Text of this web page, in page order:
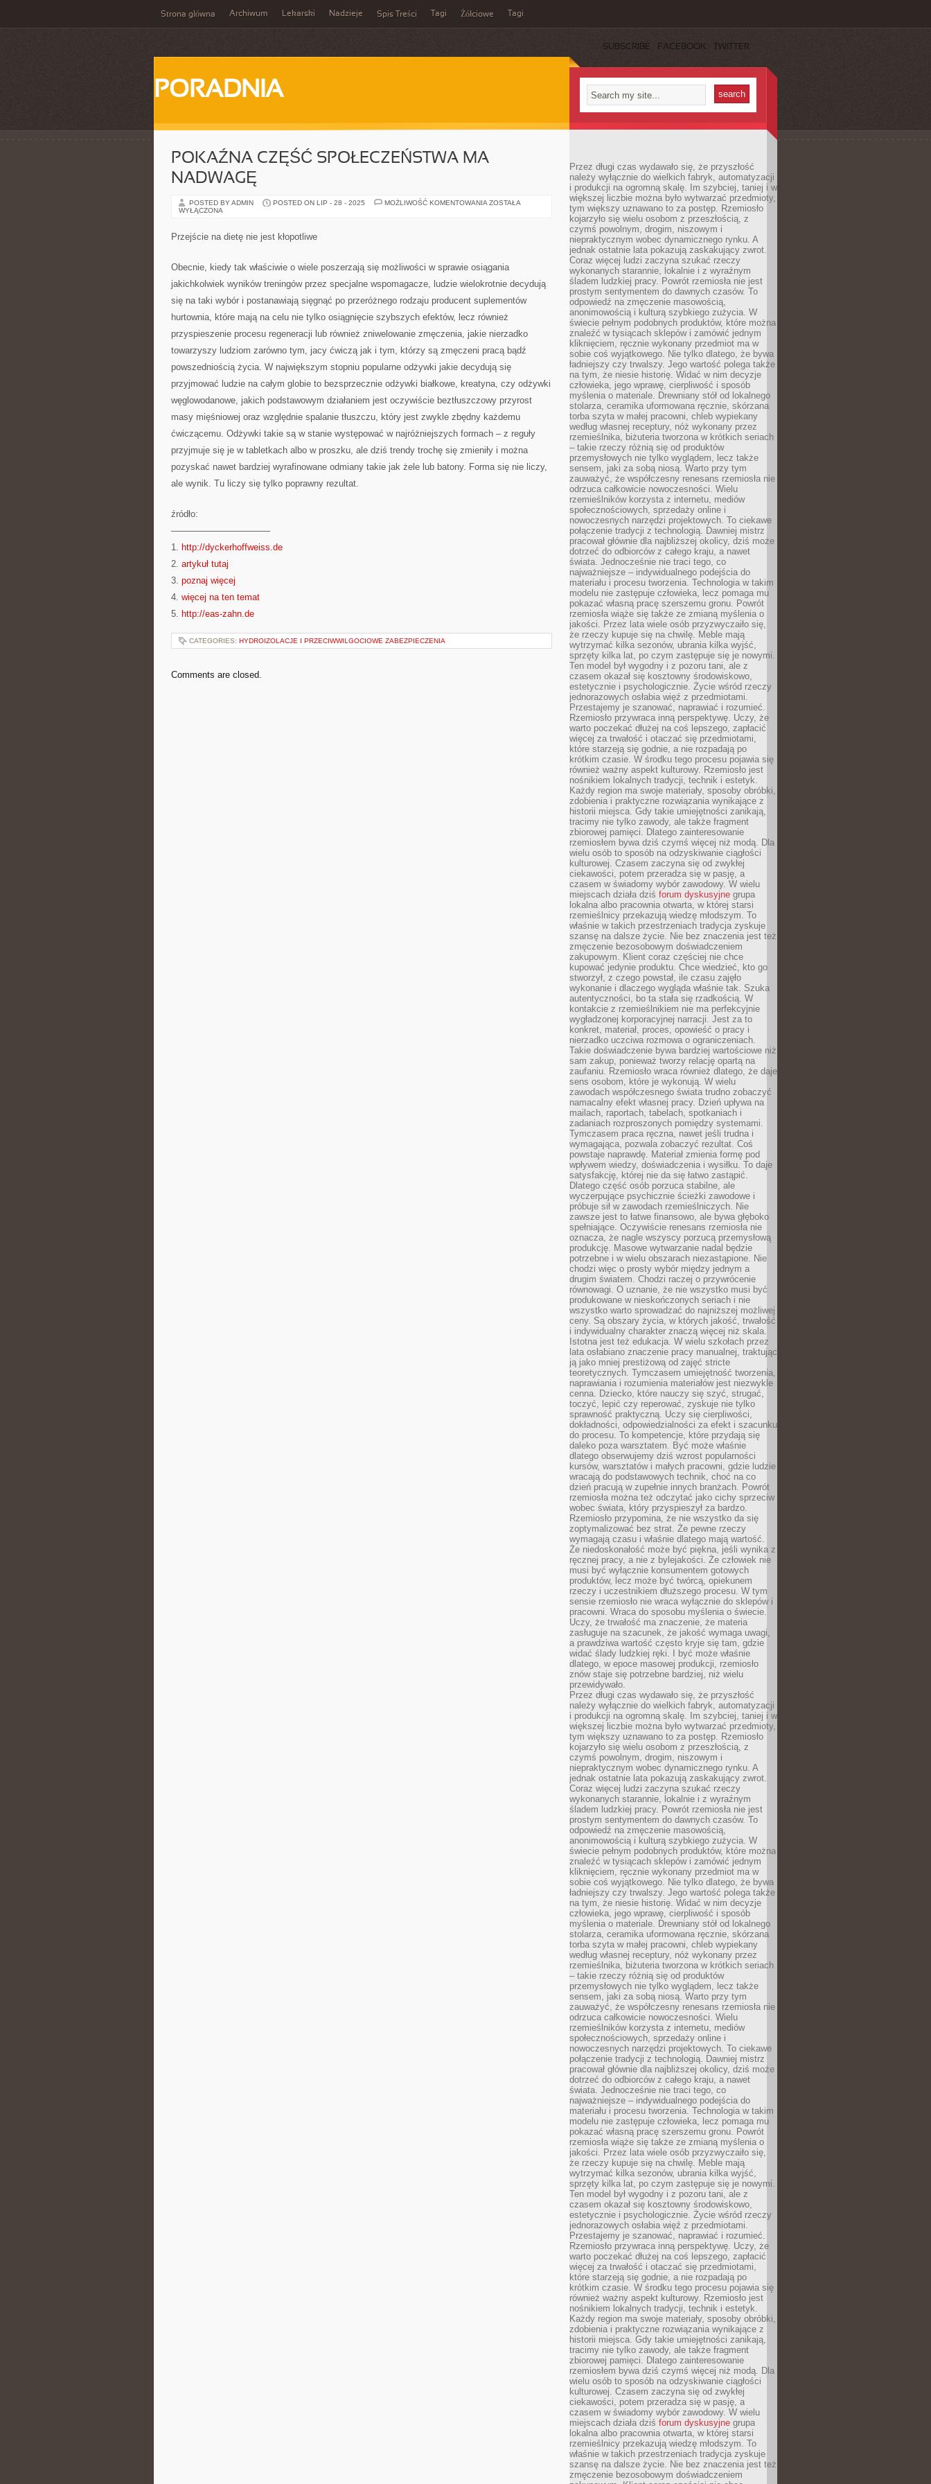
Strona główna Archiwum Lekarski Nadzieje Spis Treści Tagi Żółciowe Tagi
SUBSCRIBE FACEBOOK TWITTER
PORADNIA
POKAŹNA CZĘŚĆ SPOŁECZEŃSTWA MA
NADWAGĘ
POSTED BY ADMIN POSTED ON LIP - 28 - 2025 MOŻLIWOŚĆ KOMENTOWANIA POKAŹNA
ZOSTAŁA
WYŁĄCZONA
Przejście na dietę nie jest kłopotliwe
Obecnie, kiedy tak właściwie o wiele poszerzają się możliwości w sprawie osiągania
jakichkolwiek wyników treningów przez specjalne wspomagacze, ludzie wielokrotnie decydują
się na taki wybór i postanawiają sięgnąć po przeróżnego rodzaju producent suplementów
hurtownia, które mają na celu nie tylko osiągnięcie szybszych efektów, lecz również
przyspieszenie procesu regeneracji lub również zniwelowanie zmęczenia, jakie nierzadko
towarzyszy ludziom zarówno tym, jacy ćwiczą jak i tym, którzy są zmęczeni pracą bądź
powszedniością życia. W największym stopniu popularne odżywki jakie decydują się
przyjmować ludzie na całym globie to bezsprzecznie odżywki białkowe, kreatyna, czy odżywki
węglowodanowe, jakich podstawowym działaniem jest oczywiście beztłuszczowy przyrost
masy mięśniowej oraz względnie spalanie tłuszczu, który jest zwykle zbędny każdemu
ćwiczącemu. Odżywki takie są w stanie występować w najróżniejszych formach – z reguły
przyjmuje się je w tabletkach albo w proszku, ale dziś trendy trochę się zmieniły i można
pozyskać nawet bardziej wyrafinowane odmiany takie jak żele lub batony. Forma się nie liczy,
ale wynik. Tu liczy się tylko poprawny rezultat.
źródło:
———————————
1. http://dyckerhoffweiss.de
2. artykuł tutaj
3. poznaj więcej
4. więcej na ten temat
5. http://eas-zahn.de
CATEGORIES: HYDROIZOLACJE I PRZECIWWILGOCIOWE ZABEZPIECZENIA
Comments are closed.
Przez długi czas wydawało się, że przyszłość
należy wyłącznie do wielkich fabryk, automatyzacji
i produkcji na ogromną skalę. Im szybciej, taniej i w
większej liczbie można było wytwarzać przedmioty,
tym większy uznawano to za postęp. Rzemiosło
kojarzyło się wielu osobom z przeszłością, z
czymś powolnym, drogim, niszowym i
niepraktycznym wobec dynamicznego rynku. A
jednak ostatnie lata pokazują zaskakujący zwrot.
Coraz więcej ludzi zaczyna szukać rzeczy
wykonanych starannie, lokalnie i z wyraźnym
śladem ludzkiej pracy. Powrót rzemiosła nie jest
prostym sentymentem do dawnych czasów. To
odpowiedź na zmęczenie masowością,
anonimowością i kulturą szybkiego zużycia. W
świecie pełnym podobnych produktów, które można
znaleźć w tysiącach sklepów i zamówić jednym
kliknięciem, ręcznie wykonany przedmiot ma w
sobie coś wyjątkowego. Nie tylko dlatego, że bywa
ładniejszy czy trwalszy. Jego wartość polega także
na tym, że niesie historię. Widać w nim decyzje
człowieka, jego wprawę, cierpliwość i sposób
myślenia o materiale. Drewniany stół od lokalnego
stolarza, ceramika uformowana ręcznie, skórzana
torba szyta w małej pracowni, chleb wypiekany
według własnej receptury, nóż wykonany przez
rzemieślnika, biżuteria tworzona w krótkich seriach
– takie rzeczy różnią się od produktów
przemysłowych nie tylko wyglądem, lecz także
sensem, jaki za sobą niosą. Warto przy tym
zauważyć, że współczesny renesans rzemiosła nie
odrzuca całkowicie nowoczesności. Wielu
rzemieślników korzysta z internetu, mediów
społecznościowych, sprzedaży online i
nowoczesnych narzędzi projektowych. To ciekawe
połączenie tradycji z technologią. Dawniej mistrz
pracował głównie dla najbliższej okolicy, dziś może
dotrzeć do odbiorców z całego kraju, a nawet
świata. Jednocześnie nie traci tego, co
najważniejsze – indywidualnego podejścia do
materiału i procesu tworzenia. Technologia w takim
modelu nie zastępuje człowieka, lecz pomaga mu
pokazać własną pracę szerszemu gronu. Powrót
rzemiosła wiąże się także ze zmianą myślenia o
jakości. Przez lata wiele osób przyzwyczaiło się,
że rzeczy kupuje się na chwilę. Meble mają
wytrzymać kilka sezonów, ubrania kilka wyjść,
sprzęty kilka lat, po czym zastępuje się je nowymi.
Ten model był wygodny i z pozoru tani, ale z
czasem okazał się kosztowny środowiskowo,
estetycznie i psychologicznie. Życie wśród rzeczy
jednorazowych osłabia więź z przedmiotami.
Przestajemy je szanować, naprawiać i rozumieć.
Rzemiosło przywraca inną perspektywę. Uczy, że
warto poczekać dłużej na coś lepszego, zapłacić
więcej za trwałość i otaczać się przedmiotami,
które starzeją się godnie, a nie rozpadają po
krótkim czasie. W środku tego procesu pojawia się
również ważny aspekt kulturowy. Rzemiosło jest
nośnikiem lokalnych tradycji, technik i estetyk.
Każdy region ma swoje materiały, sposoby obróbki,
zdobienia i praktyczne rozwiązania wynikające z
historii miejsca. Gdy takie umiejętności zanikają,
tracimy nie tylko zawody, ale także fragment
zbiorowej pamięci. Dlatego zainteresowanie
rzemiosłem bywa dziś czymś więcej niż modą. Dla
wielu osób to sposób na odzyskiwanie ciągłości
kulturowej. Czasem zaczyna się od zwykłej
ciekawości, potem przeradza się w pasję, a
czasem w świadomy wybór zawodowy. W wielu
miejscach działa dziś forum dyskusyjne grupa
lokalna albo pracownia otwarta, w której starsi
rzemieślnicy przekazują wiedzę młodszym. To
właśnie w takich przestrzeniach tradycja zyskuje
szansę na dalsze życie. Nie bez znaczenia jest też
zmęczenie bezosobowym doświadczeniem
zakupowym. Klient coraz częściej nie chce
kupować jedynie produktu. Chce wiedzieć, kto go
stworzył, z czego powstał, ile czasu zajęło
wykonanie i dlaczego wygląda właśnie tak. Szuka
autentyczności, bo ta stała się rzadkością. W
kontakcie z rzemieślnikiem nie ma perfekcyjnie
wygładzonej korporacyjnej narracji. Jest za to
konkret, materiał, proces, opowieść o pracy i
nierzadko uczciwa rozmowa o ograniczeniach.
Takie doświadczenie bywa bardziej wartościowe niż
sam zakup, ponieważ tworzy relację opartą na
zaufaniu. Rzemiosło wraca również dlatego, że daje
sens osobom, które je wykonują. W wielu
zawodach współczesnego świata trudno zobaczyć
namacalny efekt własnej pracy. Dzień upływa na
mailach, raportach, tabelach, spotkaniach i
zadaniach rozproszonych pomiędzy systemami.
Tymczasem praca ręczna, nawet jeśli trudna i
wymagająca, pozwala zobaczyć rezultat. Coś
powstaje naprawdę. Materiał zmienia formę pod
wpływem wiedzy, doświadczenia i wysiłku. To daje
satysfakcję, której nie da się łatwo zastąpić.
Dlatego część osób porzuca stabilne, ale
wyczerpujące psychicznie ścieżki zawodowe i
próbuje sił w zawodach rzemieślniczych. Nie
zawsze jest to łatwe finansowo, ale bywa głęboko
spełniające. Oczywiście renesans rzemiosła nie
oznacza, że nagle wszyscy porzucą przemysłową
produkcję. Masowe wytwarzanie nadal będzie
potrzebne i w wielu obszarach niezastąpione. Nie
chodzi więc o prosty wybór między jednym a
drugim światem. Chodzi raczej o przywrócenie
równowagi. O uznanie, że nie wszystko musi być
produkowane w nieskończonych seriach i nie
wszystko warto sprowadzać do najniższej możliwej
ceny. Są obszary życia, w których jakość, trwałość
i indywidualny charakter znaczą więcej niż skala.
Istotna jest też edukacja. W wielu szkołach przez
lata osłabiano znaczenie pracy manualnej, traktując
ją jako mniej prestiżową od zajęć stricte
teoretycznych. Tymczasem umiejętność tworzenia,
naprawiania i rozumienia materiałów jest niezwykle
cenna. Dziecko, które nauczy się szyć, strugać,
toczyć, lepić czy reperować, zyskuje nie tylko
sprawność praktyczną. Uczy się cierpliwości,
dokładności, odpowiedzialności za efekt i szacunku
do procesu. To kompetencje, które przydają się
daleko poza warsztatem. Być może właśnie
dlatego obserwujemy dziś wzrost popularności
kursów, warsztatów i małych pracowni, gdzie ludzie
wracają do podstawowych technik, choć na co
dzień pracują w zupełnie innych branżach. Powrót
rzemiosła można też odczytać jako cichy sprzeciw
wobec świata, który przyspieszył za bardzo.
Rzemiosło przypomina, że nie wszystko da się
zoptymalizować bez strat. Że pewne rzeczy
wymagają czasu i właśnie dlatego mają wartość.
Że niedoskonałość może być piękna, jeśli wynika z
ręcznej pracy, a nie z bylejakości. Że człowiek nie
musi być wyłącznie konsumentem gotowych
produktów, lecz może być twórcą, opiekunem
rzeczy i uczestnikiem dłuższego procesu. W tym
sensie rzemiosło nie wraca wyłącznie do sklepów i
pracowni. Wraca do sposobu myślenia o świecie.
Uczy, że trwałość ma znaczenie, że materia
zasługuje na szacunek, że jakość wymaga uwagi,
a prawdziwa wartość często kryje się tam, gdzie
widać ślady ludzkiej ręki. I być może właśnie
dlatego, w epoce masowej produkcji, rzemiosło
znów staje się potrzebne bardziej, niż wielu
przewidywało.
Przez długi czas wydawało się, że przyszłość
należy wyłącznie do wielkich fabryk, automatyzacji
i produkcji na ogromną skalę. Im szybciej, taniej i w
większej liczbie można było wytwarzać przedmioty,
tym większy uznawano to za postęp. Rzemiosło
kojarzyło się wielu osobom z przeszłością, z
czymś powolnym, drogim, niszowym i
niepraktycznym wobec dynamicznego rynku. A
jednak ostatnie lata pokazują zaskakujący zwrot.
Coraz więcej ludzi zaczyna szukać rzeczy
wykonanych starannie, lokalnie i z wyraźnym
śladem ludzkiej pracy. Powrót rzemiosła nie jest
prostym sentymentem do dawnych czasów. To
odpowiedź na zmęczenie masowością,
anonimowością i kulturą szybkiego zużycia. W
świecie pełnym podobnych produktów, które można
znaleźć w tysiącach sklepów i zamówić jednym
kliknięciem, ręcznie wykonany przedmiot ma w
sobie coś wyjątkowego. Nie tylko dlatego, że bywa
ładniejszy czy trwalszy. Jego wartość polega także
na tym, że niesie historię. Widać w nim decyzje
człowieka, jego wprawę, cierpliwość i sposób
myślenia o materiale. Drewniany stół od lokalnego
stolarza, ceramika uformowana ręcznie, skórzana
torba szyta w małej pracowni, chleb wypiekany
według własnej receptury, nóż wykonany przez
rzemieślnika, biżuteria tworzona w krótkich seriach
– takie rzeczy różnią się od produktów
przemysłowych nie tylko wyglądem, lecz także
sensem, jaki za sobą niosą. Warto przy tym
zauważyć, że współczesny renesans rzemiosła nie
odrzuca całkowicie nowoczesności. Wielu
rzemieślników korzysta z internetu, mediów
społecznościowych, sprzedaży online i
nowoczesnych narzędzi projektowych. To ciekawe
połączenie tradycji z technologią. Dawniej mistrz
pracował głównie dla najbliższej okolicy, dziś może
dotrzeć do odbiorców z całego kraju, a nawet
świata. Jednocześnie nie traci tego, co
najważniejsze – indywidualnego podejścia do
materiału i procesu tworzenia. Technologia w takim
modelu nie zastępuje człowieka, lecz pomaga mu
pokazać własną pracę szerszemu gronu. Powrót
rzemiosła wiąże się także ze zmianą myślenia o
jakości. Przez lata wiele osób przyzwyczaiło się,
że rzeczy kupuje się na chwilę. Meble mają
wytrzymać kilka sezonów, ubrania kilka wyjść,
sprzęty kilka lat, po czym zastępuje się je nowymi.
Ten model był wygodny i z pozoru tani, ale z
czasem okazał się kosztowny środowiskowo,
estetycznie i psychologicznie. Życie wśród rzeczy
jednorazowych osłabia więź z przedmiotami.
Przestajemy je szanować, naprawiać i rozumieć.
Rzemiosło przywraca inną perspektywę. Uczy, że
warto poczekać dłużej na coś lepszego, zapłacić
więcej za trwałość i otaczać się przedmiotami,
które starzeją się godnie, a nie rozpadają po
krótkim czasie. W środku tego procesu pojawia się
również ważny aspekt kulturowy. Rzemiosło jest
nośnikiem lokalnych tradycji, technik i estetyk.
Każdy region ma swoje materiały, sposoby obróbki,
zdobienia i praktyczne rozwiązania wynikające z
historii miejsca. Gdy takie umiejętności zanikają,
tracimy nie tylko zawody, ale także fragment
zbiorowej pamięci. Dlatego zainteresowanie
rzemiosłem bywa dziś czymś więcej niż modą. Dla
wielu osób to sposób na odzyskiwanie ciągłości
kulturowej. Czasem zaczyna się od zwykłej
ciekawości, potem przeradza się w pasję, a
czasem w świadomy wybór zawodowy. W wielu
miejscach działa dziś forum dyskusyjne grupa
lokalna albo pracownia otwarta, w której starsi
rzemieślnicy przekazują wiedzę młodszym. To
właśnie w takich przestrzeniach tradycja zyskuje
szansę na dalsze życie. Nie bez znaczenia jest też
zmęczenie bezosobowym doświadczeniem